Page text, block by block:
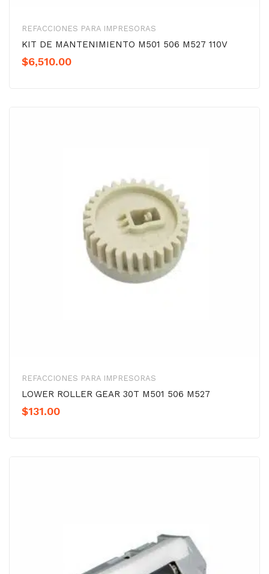
REFACCIONES PARA IMPRESORAS
KIT DE MANTENIMIENTO M501 506 M527 110V
$6,510.00
REFACCIONES PARA IMPRESORAS
LOWER ROLLER GEAR 30T M501 506 M527
$131.00